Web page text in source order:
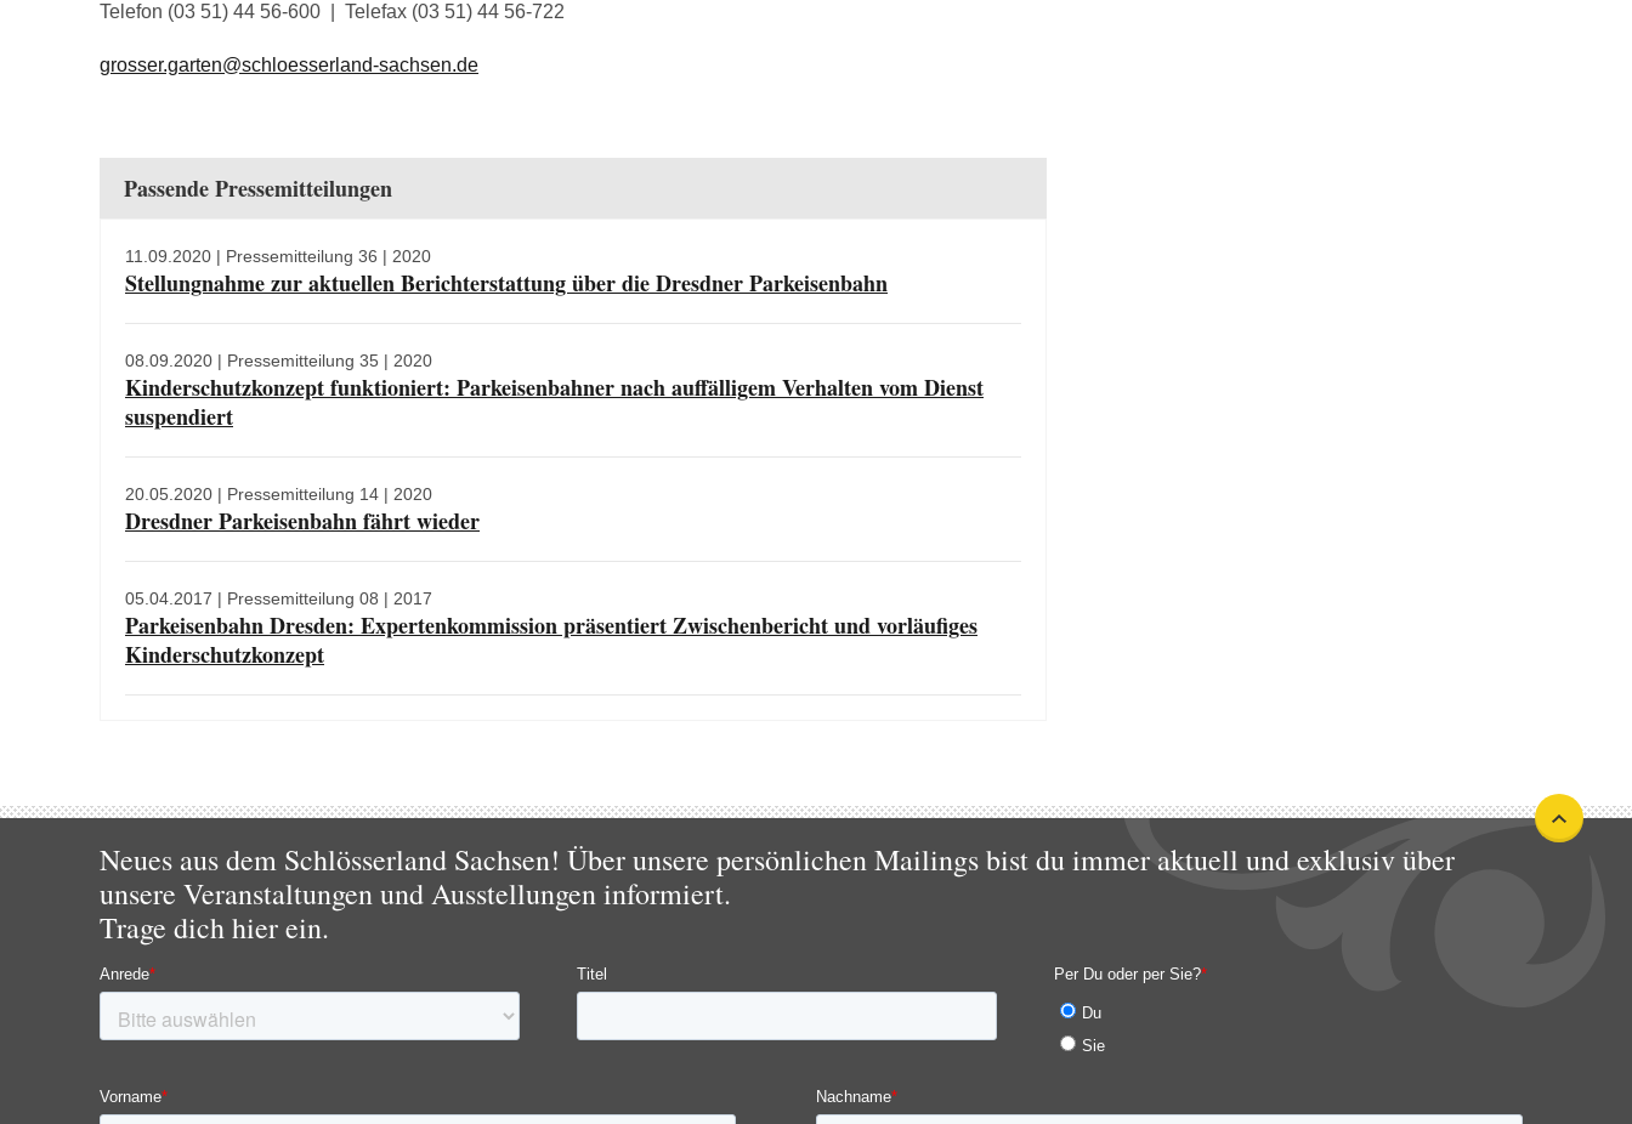
Telefon (03 51) 44 56-600 | Telefax (03 51) 44 56-722
grosser.garten@schloesserland-sachsen.de
Passende Pressemitteilungen
11.09.2020 | Pressemitteilung 36 | 2020
Stellungnahme zur aktuellen Berichterstattung über die Dresdner Parkeisenbahn
08.09.2020 | Pressemitteilung 35 | 2020
Kinderschutzkonzept funktioniert: Parkeisenbahner nach auffälligem Verhalten vom Dienst
suspendiert
20.05.2020 | Pressemitteilung 14 | 2020
Dresdner Parkeisenbahn fährt wieder
05.04.2017 | Pressemitteilung 08 | 2017
Parkeisenbahn Dresden: Expertenkommission präsentiert Zwischenbericht und vorläufiges
Kinderschutzkonzept
Neues aus dem Schlösserland Sachsen! Über unsere persönlichen Mailings bist du immer aktuell und exklusiv über
unsere Veranstaltungen und Ausstellungen informiert.
Trage dich hier ein.